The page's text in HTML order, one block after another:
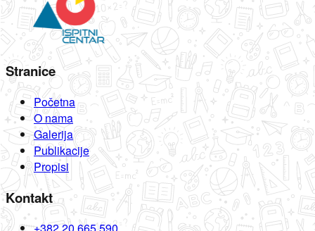
Stranice
Početna
O nama
Galerija
Publikacije
Propisi
Kontakt